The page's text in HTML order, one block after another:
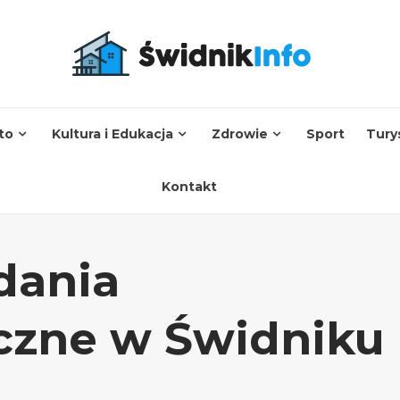
Kultura i Edukacja Zdrowie Sport
Kontakt
w Świdniku